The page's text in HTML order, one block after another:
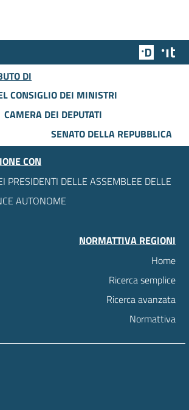
Team
DI
CONSIGLIO DEI MINISTRI
CAMERA DEI DEPUTATI
SENATO DELLA REPUBBLICA
CON
PRESIDENTI DELLE ASSEMBLEE DELLE
AUTONOME
NORMATTIVA REGIONI
Home
Ricerca semplice
Ricerca avanzata
Normattiva